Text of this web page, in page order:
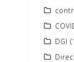
DGI